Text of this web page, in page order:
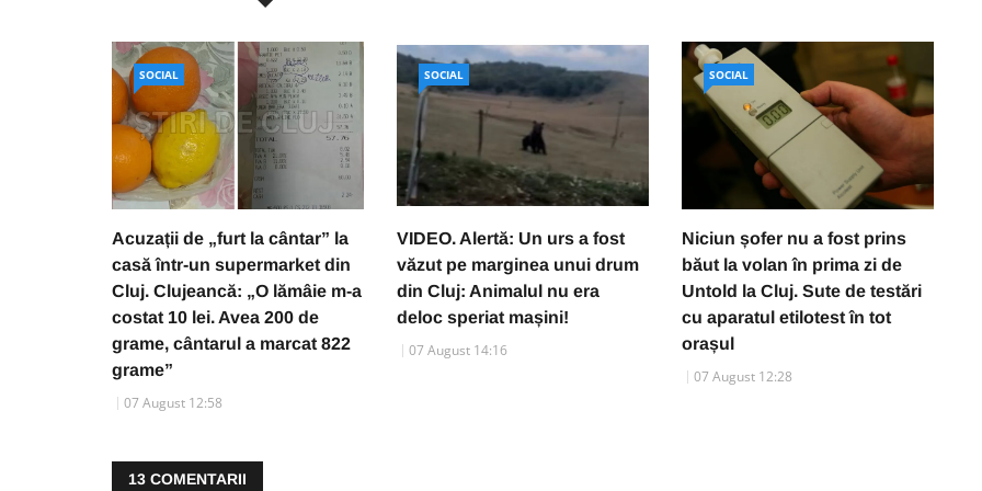
SOCIAL
Acuzații de „furt la cântar” la
casă într-un supermarket din
Cluj. Clujeancă: „O lămâie m-a
costat 10 lei. Avea 200 de
grame, cântarul a marcat 822
grame”
07 August 12:58
SOCIAL
VIDEO. Alertă: Un urs a fost
văzut pe marginea unui drum
din Cluj: Animalul nu era
deloc speriat mașini!
07 August 14:16
SOCIAL
Niciun șofer nu a fost prins
băut la volan în prima zi de
Untold la Cluj. Sute de testări
cu aparatul etilotest în tot
orașul
07 August 12:28
13 COMENTARII